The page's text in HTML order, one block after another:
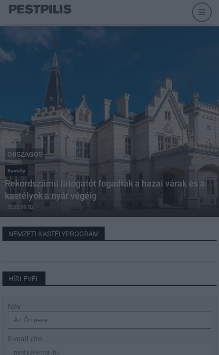
ORSZÁGOS
Kastély
Rekordszámú látogatót fogadtak a hazai várak és a
kastélyok a nyár végéig
2022.09.02
NEMZETI KASTÉLYPROGRAM
HÍRLEVÉL
Név
E-mail cím